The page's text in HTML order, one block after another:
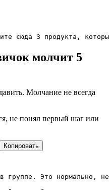
сюда 3 продукта,
молчит 5
Молчание не всегда
не понял первый шаг или
Копировать
группе. Это нормально,